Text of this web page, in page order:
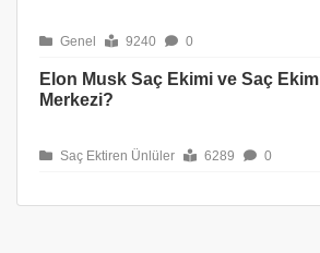
Genel 9240 0
Elon Musk Saç Ekimi ve Saç Ekim
Merkezi?
Saç Ektiren Ünlüler 6289 0